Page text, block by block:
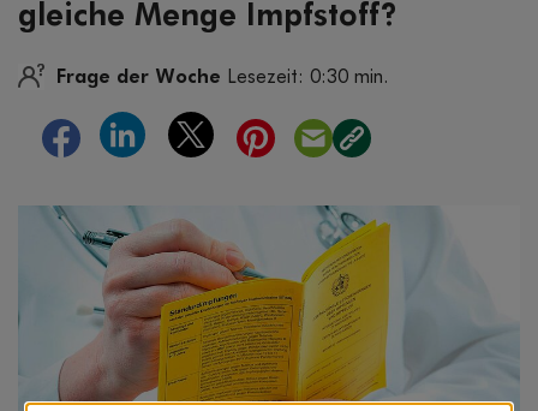
gleiche Menge Impfstoff?
Frage der Woche Lesezeit: 0:30 min.